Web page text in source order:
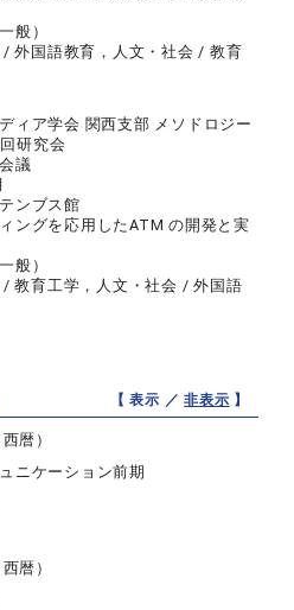
般）
/ 外国語教育，人文・社会 / 教育
ィア学会 関西支部 メソドロジー
研究会
議
ンブス館
ングを応用したATM の開発と実
般）
/ 教育工学，人文・社会 / 外国語
【 表示 ／非表示 】
暦）
ニケーション前期
暦）